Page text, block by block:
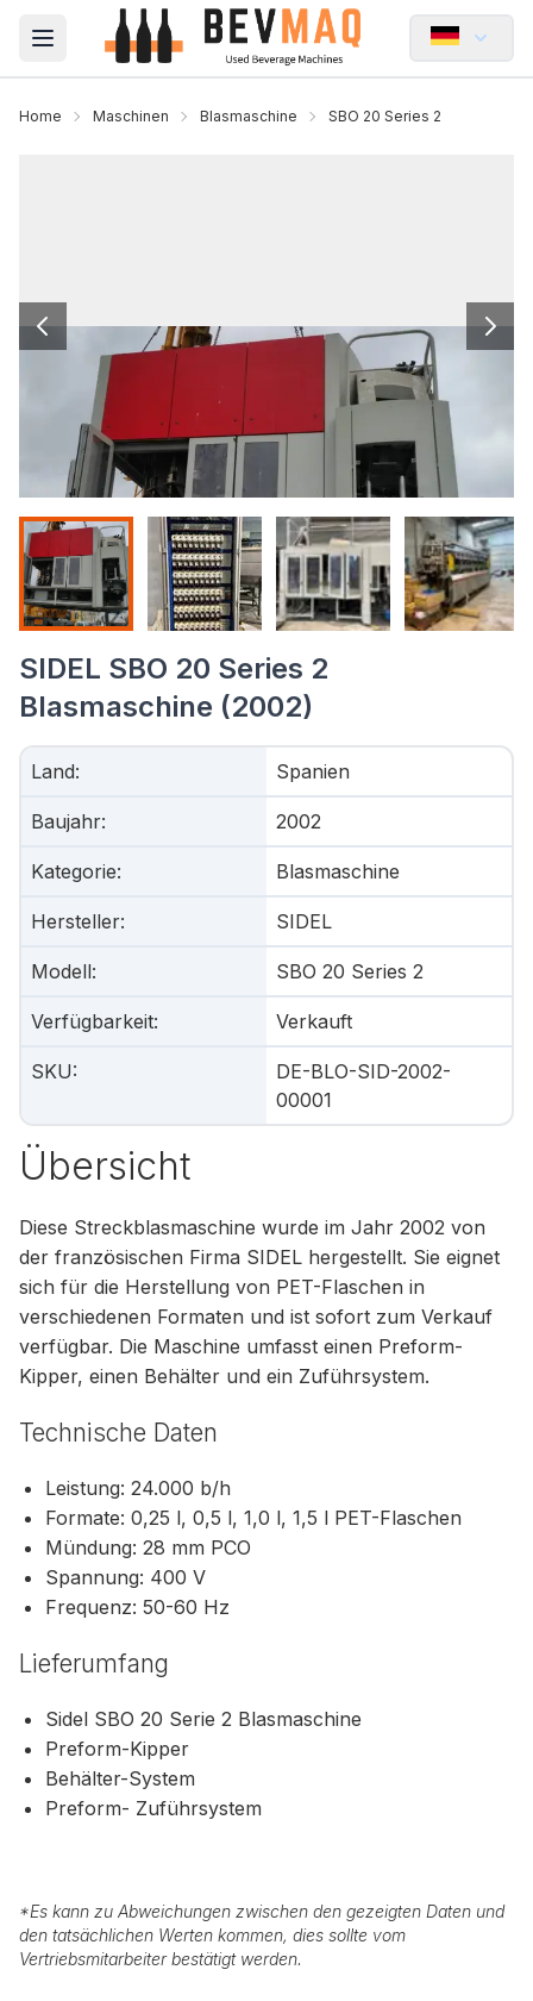
Open main menu
Home Maschinen Blasmaschine SBO 20 Series 2
SIDEL SBO 20 Series 2
Blasmaschine (2002)
Land: Spanien
Baujahr: 2002
Kategorie: Blasmaschine
Hersteller: SIDEL
Modell: SBO 20 Series 2
Verfügbarkeit: Verkauft
SKU:
DE-BLO-SID-2002-
00001
Übersicht
Diese Streckblasmaschine wurde im Jahr 2002 von
der französischen Firma SIDEL hergestellt. Sie eignet
sich für die Herstellung von PET-Flaschen in
verschiedenen Formaten und ist sofort zum Verkauf
verfügbar. Die Maschine umfasst einen Preform-
Kipper, einen Behälter und ein Zuführsystem.
Technische Daten
Leistung: 24.000 b/h
Formate: 0,25 l, 0,5 l, 1,0 l, 1,5 l PET-Flaschen
Mündung: 28 mm PCO
Spannung: 400 V
Frequenz: 50-60 Hz
Lieferumfang
Sidel SBO 20 Serie 2 Blasmaschine
Preform-Kipper
Behälter-System
Preform- Zuführsystem
*Es kann zu Abweichungen zwischen den gezeigten Daten und
den tatsächlichen Werten kommen, dies sollte vom
Vertriebsmitarbeiter bestätigt werden.